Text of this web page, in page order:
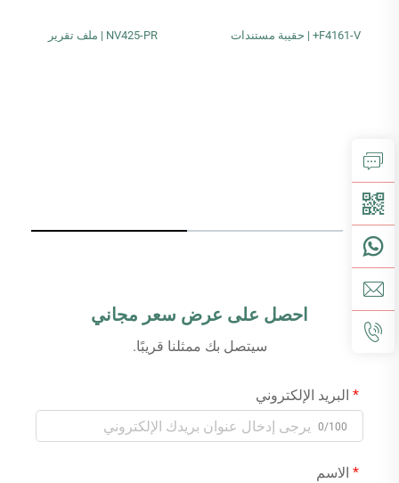
F4161-V+ | حقيبة مستندات NV425-PR | ملف تقرير
احصل على عرض سعر مجاني
سيتصل بك ممثلنا قريبًا.
البريد الإلكتروني
0/100
الاسم